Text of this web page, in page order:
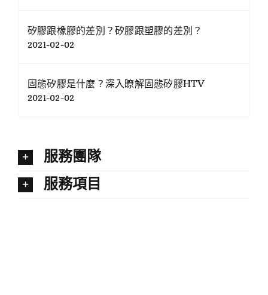
矽膠跟橡膠的差別？矽膠跟塑膠的差別？
2021-02-02
固態矽膠是什麼？深入瞭解固態矽膠HTV
2021-02-02
服務團隊
服務項目